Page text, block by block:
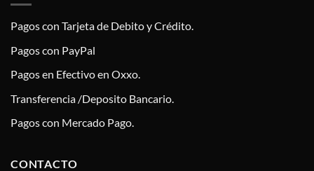
Pagos con Tarjeta de Debito y Crédito.
Pagos con PayPal
Pagos en Efectivo en Oxxo.
Transferencia /Deposito Bancario.
Pagos con Mercado Pago.
CONTACTO